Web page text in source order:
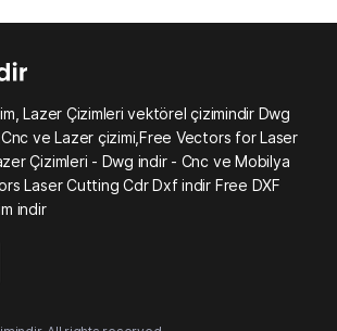
Lazer Çizimleri vektörel çizimindir Dwg
ve Lazer çizimi,Free Vectors for Laser
Çizimleri - Dwg indir - Cnc ve Mobilya
Laser Cutting Cdr Dxf indir Free DXF
indir